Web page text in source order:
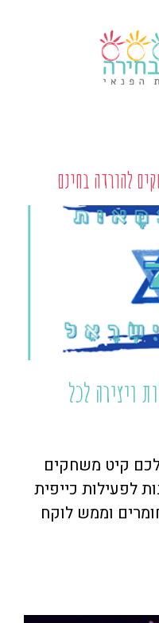
להורדה בחינם
ויצירה לכל
לכם קיט משחקים
לפעילות כייפית
וממש לוקח